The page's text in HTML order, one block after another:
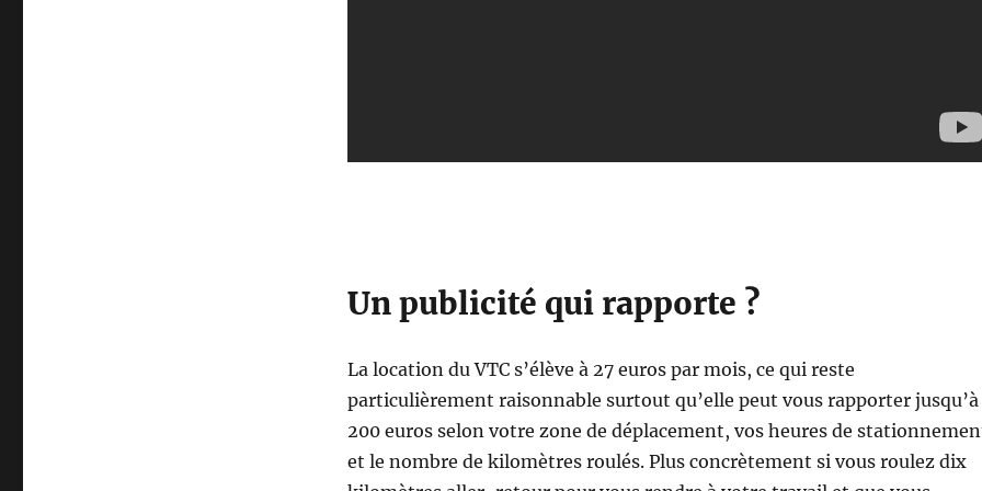
Un publicité qui rapporte ?
La location du VTC s’élève à 27 euros par mois, ce qui reste
particulièrement raisonnable surtout qu’elle peut vous rapporter jusqu’à
200 euros selon votre zone de déplacement, vos heures de
et le nombre de kilomètres roulés. Plus concrètement si vous roulez dix